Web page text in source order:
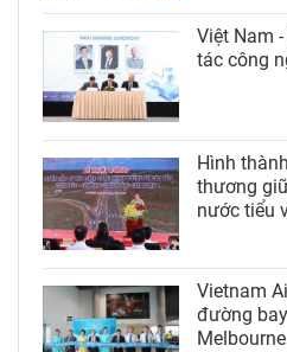
Việt Nam
tác công
Hình
thương
nước tiểu
Vietnam
đường
Melbourne